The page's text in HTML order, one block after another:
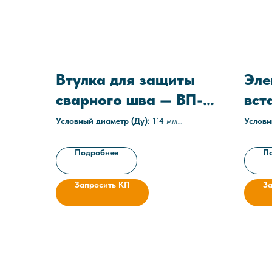
Втулка для защиты
сварного шва — ВП-
ТМ 114-5
Условный диаметр (Ду): 114 мм
терморасширяющаяся герметизирующая
(РТЗ)
Технические условия:
05608841-2012
Рабочее давление:
до 25 МПа
Подробнее
Запросить КП
245